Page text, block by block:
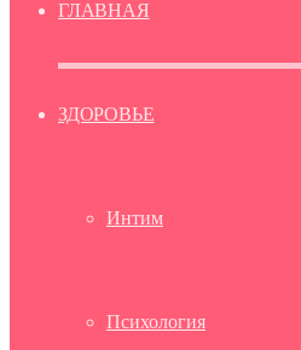
ГЛАВНАЯ
ЗДОРОВЬЕ
Интим
Психология